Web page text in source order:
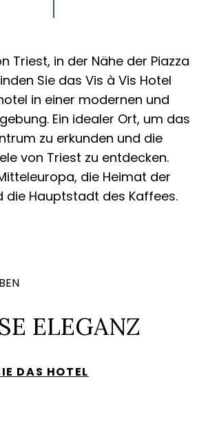
Triest, in der Nähe der Piazza
Sie das Vis à Vis Hotel
in einer modernen und
Ein idealer Ort, um das
zu erkunden und die
von Triest zu entdecken.
die Heimat der
die Hauptstadt des Kaffees.
ELEGANZ
DAS HOTEL